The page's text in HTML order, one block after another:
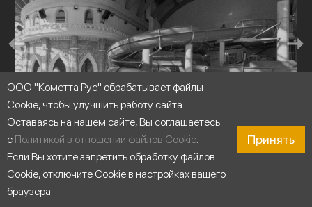
Аквапарки
ООО "Кометта Рус" обрабатывает файлы
Cookie, чтобы улучшить работу сайта.
Оставаясь на нашем сайте, Вы соглашаетесь
с Политикой в отношении файлов Cookie.
Если Вы хотите запретить обработку файлов
Cookie, отключите Cookie в настройках вашего
браузера.
Принять